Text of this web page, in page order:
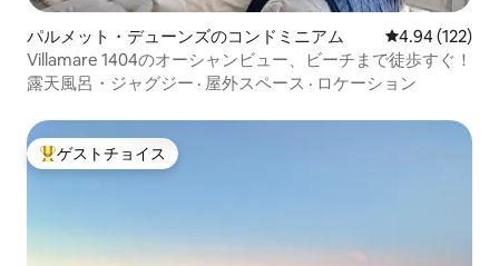
パルメット・デューンズのコンドミニアム レビュー122
4.94 (122)
Villamare 1404のオーシャンビュー、ビーチまで徒歩すぐ！
露天風呂・ジャグジー · 屋外スペース · ロケーション
大好評のゲストチョイスです。
ゲストチョイス